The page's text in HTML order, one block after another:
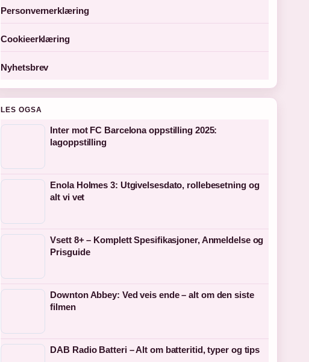
Personvernerklæring
Cookieerklæring
Nyhetsbrev
LES OGSA
Inter mot FC Barcelona oppstilling 2025:
lagoppstilling
Enola Holmes 3: Utgivelsesdato, rollebesetning og
alt vi vet
Vsett 8+ – Komplett Spesifikasjoner, Anmeldelse og
Prisguide
Downton Abbey: Ved veis ende – alt om den siste
filmen
DAB Radio Batteri – Alt om batteritid, typer og tips